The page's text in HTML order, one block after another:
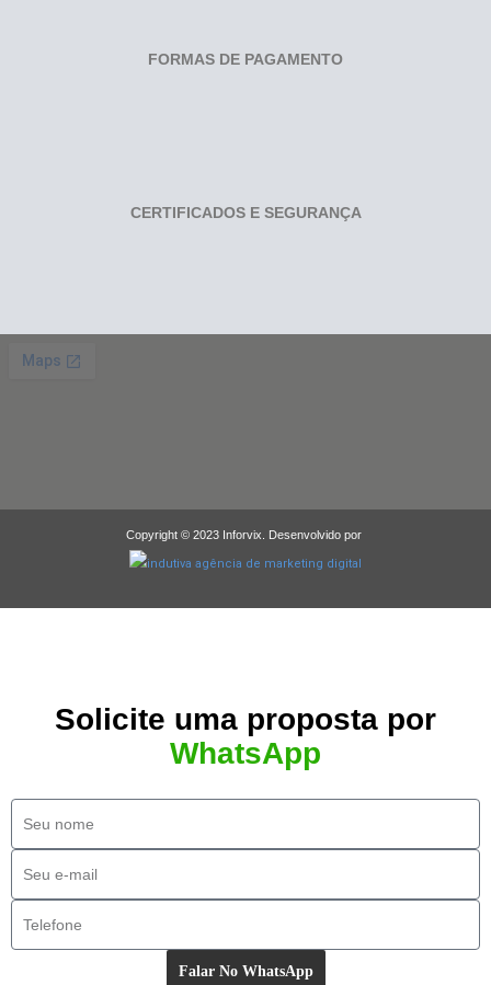
FORMAS DE PAGAMENTO
CERTIFICADOS E SEGURANÇA
Copyright © 2023 Inforvix. Desenvolvido por
Solicite uma proposta por
WhatsApp
Falar No WhatsApp